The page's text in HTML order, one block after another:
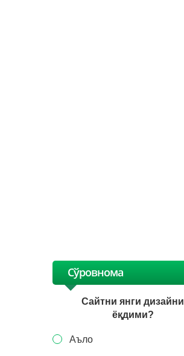
Сўровнома
Сайтни янги дизайни
ёқдими?
Аъло